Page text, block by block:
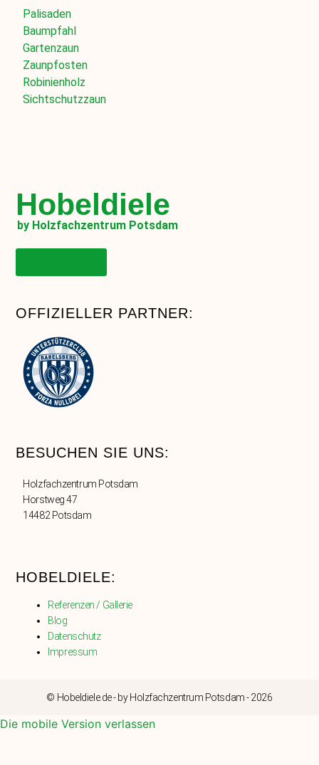
Palisaden
Baumpfahl
Gartenzaun
Zaunpfosten
Robinienholz
Sichtschutzzaun
Hobeldiele
by Holzfachzentrum Potsdam
OFFIZIELLER PARTNER:
BESUCHEN SIE UNS:
Holzfachzentrum Potsdam
Horstweg 47
14482 Potsdam
HOBELDIELE:
Referenzen / Gallerie
Blog
Datenschutz
Impressum
© Hobeldiele.de - by Holzfachzentrum Potsdam - 2026
Die mobile Version verlassen